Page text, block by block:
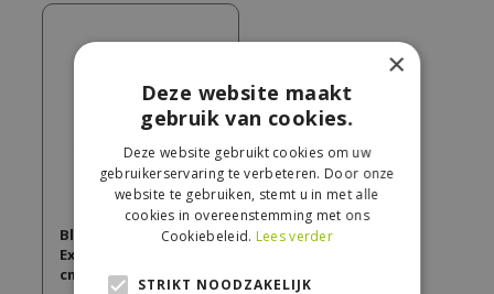
Bloembak Elan 120
Excellent, 120 x 50 x 30
cm, groen geïmpr…
×
Deze website maakt
gebruik van cookies.
Deze website gebruikt cookies om uw
gebruikerservaring te verbeteren. Door onze
website te gebruiken, stemt u in met alle
cookies in overeenstemming met ons
Cookiebeleid. Lees verder
STRIKT NOODZAKELIJK